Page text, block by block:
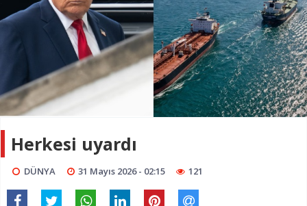
Herkesi uyardı
DÜNYA 31 Mayıs 2026 - 02:15 121